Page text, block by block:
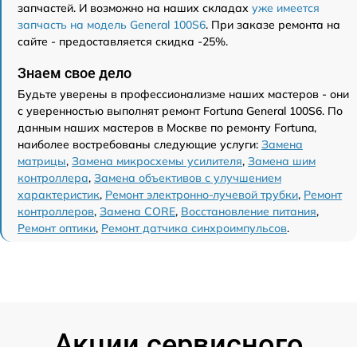
запчастей. И возможно на наших складах уже имеется
запчасть на модель General 100S6. При заказе ремонта на
сайте - предоставляется скидка -25%.
Знаем свое дело
Будьте уверены в профессионализме наших мастеров - они
с уверенностью выполнят ремонт Fortuna General 100S6. По
данным наших мастеров в Москве по ремонту Fortuna,
наиболее востребованы следующие услуги: Замена
матрицы, Замена микросхемы усилителя, Замена шим
контроллера, Замена объективов с улучшением
характеристик, Ремонт электронно-лучевой трубки, Ремонт
контроллеров, Замена CORE, Восстановление питания,
Ремонт оптики, Ремонт датчика синхроимпульсов.